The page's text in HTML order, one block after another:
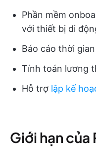
Phần mềm
với thiết bị di
Báo cáo thời
Tính toán lương
Hỗ trợ lập kế
Giới hạn của